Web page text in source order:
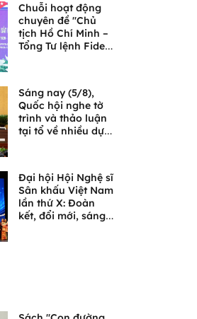
Chuỗi hoạt động
chuyên đề "Chủ
tịch Hồ Chí Minh –
Tổng Tư lệnh Fidel
Sáng nay (5/8),
Quốc hội nghe tờ
trình và thảo luận
tại tổ về nhiều dự
Đại hội Hội Nghệ sĩ
Sân khấu Việt Nam
lần thứ X: Đoàn
kết, đổi mới, sáng